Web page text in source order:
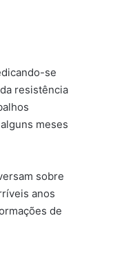
se
resistência
meses
sobre
anos
de